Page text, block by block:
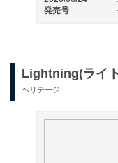
発売号
Lightning(ライト
ヘリテージ